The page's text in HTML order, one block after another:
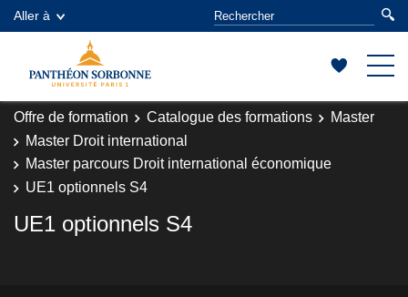
Aller à
Offre de formation Catalogue des formations
Master
Master Droit international
Master parcours Droit international économique
UE1 optionnels S4
UE1 optionnels S4